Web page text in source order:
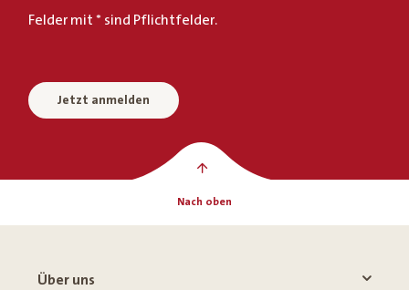
Felder mit * sind Pflichtfelder.
Jetzt anmelden
Nach oben
Über uns